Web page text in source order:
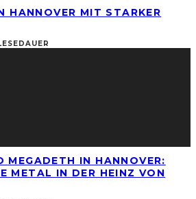
HANNOVER MIT STARKER
MEGADETH IN HANNOVER:
METAL IN DER HEINZ VON